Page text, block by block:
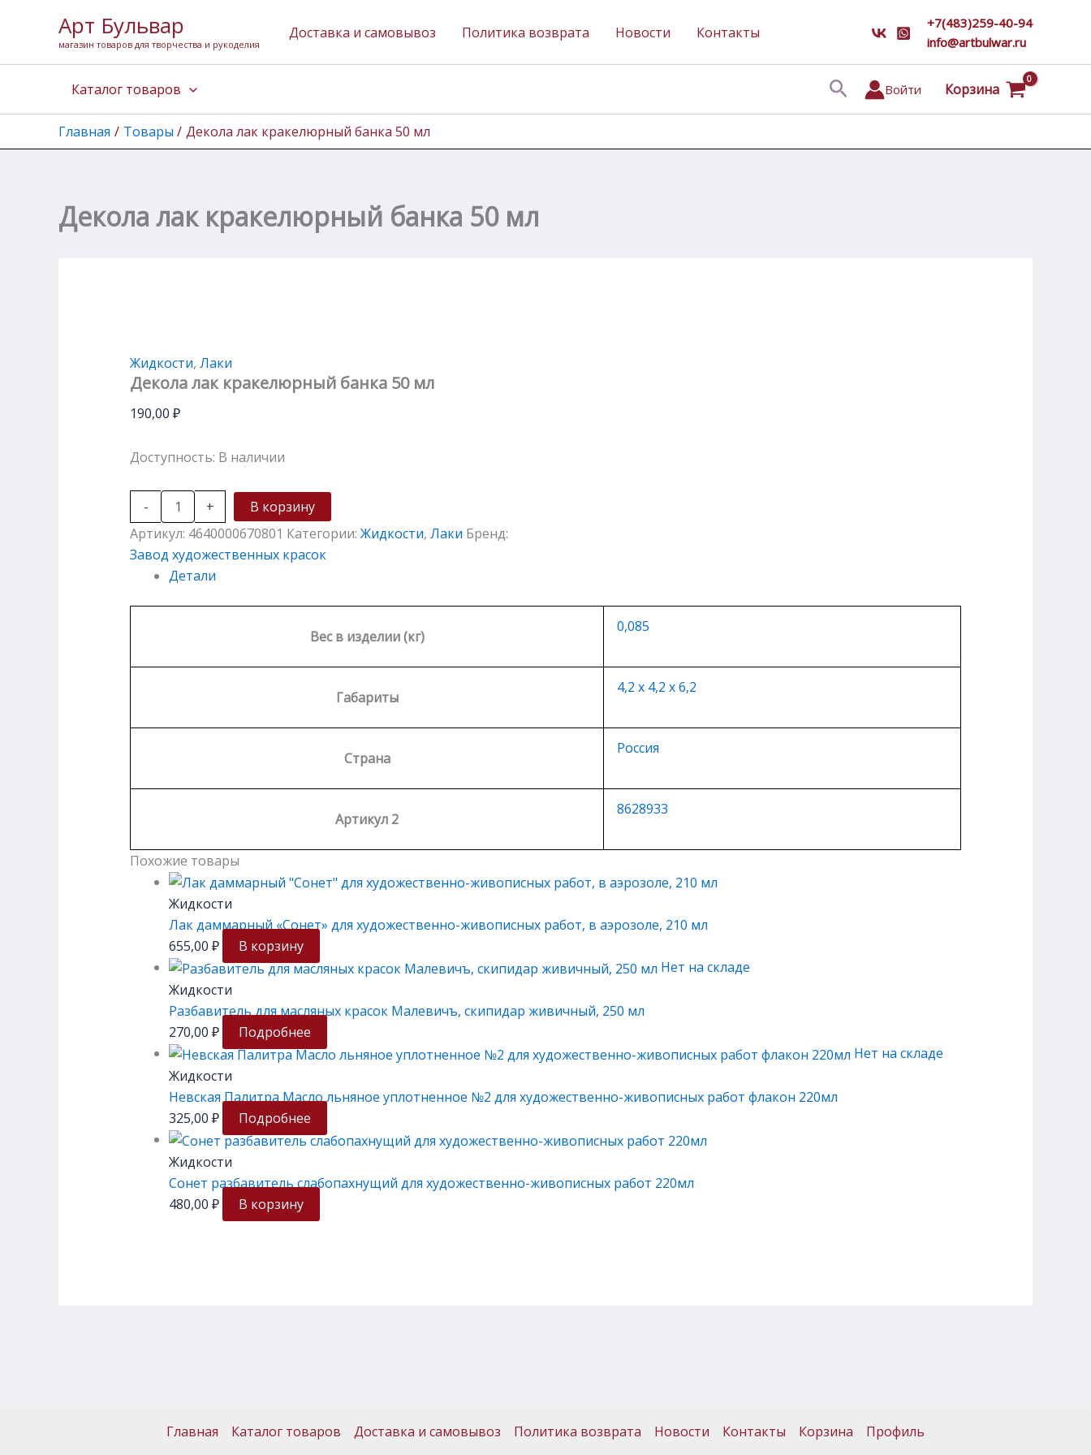
содержимому
Арт Бульвар
магазин товаров для творчества и рукоделия
Доставка и самовывоз Политика возврата Новости Контакты
+7(483)259-40-94
info@artbulwar.ru
Каталог товаров ПоискВойти Корзина
Главная Товары Декола лак кракелюрный банка 50 мл
Декола лак кракелюрный банка 50 мл
Жидкости, Лаки
Декола лак кракелюрный банка 50 мл
190,00 ₽
Доступность: В наличии
-
товара
Декола
банка
+
В корзину
Артикул: 4640000670801 Категории: Жидкости, Лаки Бренд:
Завод художественных красок
Детали
Вес в изделии (кг)
0,085
Габариты
4,2 х 4,2 х 6,2
Страна
Россия
Артикул 2
8628933
Похожие товары
Жидкости
Лак даммарный «Сонет» для художественно-живописных работ, в аэрозоле, 210 мл
655,00 ₽
В корзину
Нет на складе
Жидкости
Разбавитель для масляных красок Малевичъ, скипидар живичный, 250 мл
270,00 ₽
Подробнее
Нет на складе
Жидкости
Невская Палитра Масло льняное уплотненное №2 для художественно-живописных работ флакон 220мл
325,00 ₽ Подробнее
Жидкости
Сонет разбавитель слабопахнущий для художественно-живописных работ 220мл
480,00 ₽ В корзину
Главная Каталог товаров Доставка и самовывоз Политика возврата Новости Контакты Корзина Профиль